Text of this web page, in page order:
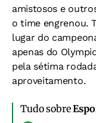
amistosos e
o time engrenou.
lugar do
apenas do
pela sétima
aproveitamento.
Tudo sobre